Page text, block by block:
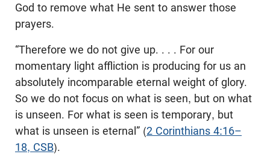
God to remove what He sent to answer those
prayers.
“Therefore we do not give up. . . . For our
momentary light affliction is producing for us an
absolutely incomparable eternal weight of glory.
So we do not focus on what is seen, but on what
is unseen. For what is seen is temporary, but
what is unseen is eternal” (2 Corinthians 4:16–
18, CSB).